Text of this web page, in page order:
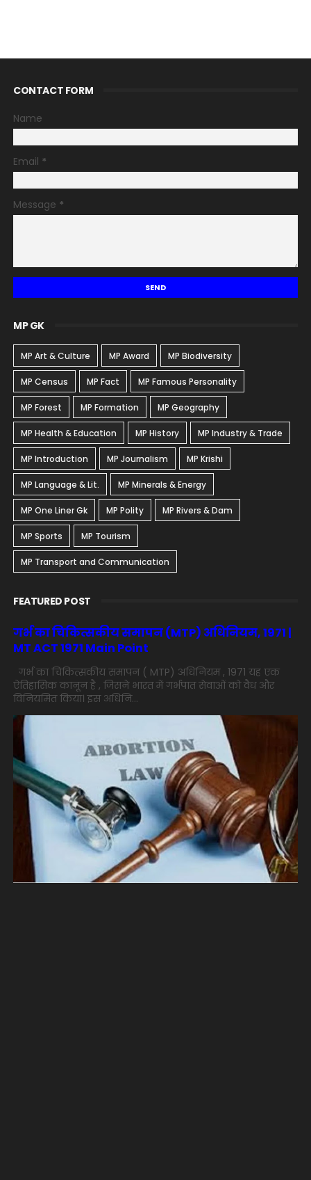
CONTACT FORM
Name
Email *
Message *
MP GK
MP Art & Culture MP Award MP Biodiversity
MP Census MP Fact MP Famous Personality
MP Forest MP Formation MP Geography
MP Health & Education MP History MP Industry & Trade
MP Introduction MP Journalism MP Krishi
MP Language & Lit. MP Minerals & Energy
MP One Liner Gk MP Polity MP Rivers & Dam
MP Sports MP Tourism
MP Transport and Communication
FEATURED POST
गर्भ का चिकित्सकीय समापन (MTP) अधिनियम, 1971 |
MT ACT 1971 Main Point
गर्भ का चिकित्सकीय समापन ( MTP) अधिनियम , 1971 यह एक
ऐतिहासिक कानून है , जिसने भारत में गर्भपात सेवाओं को वैध और
विनियमित किया। इस अधिनि...